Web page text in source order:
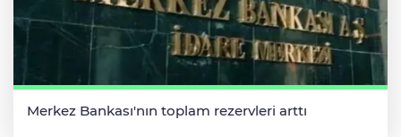
Merkez Bankası'nın toplam rezervleri arttı